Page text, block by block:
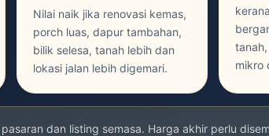
Nilai naik jika renovasi kemas,
porch luas, dapur tambahan,
bilik selesa, tanah lebih dan
lokasi jalan lebih digemari.
mikro
dan listing semasa. Harga akhir perlu